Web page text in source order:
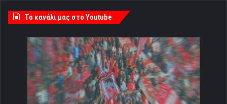
Tο κανάλι μας στο Youtube